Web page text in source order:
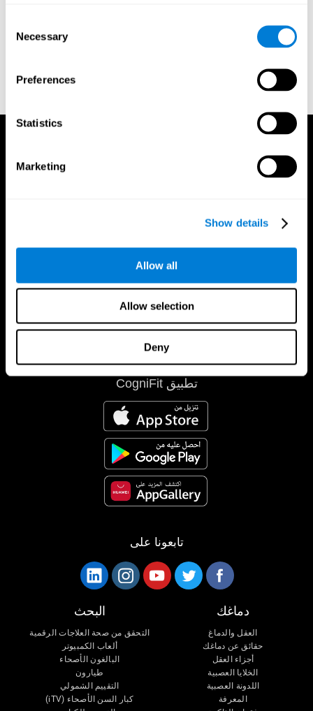
Selection
Necessary
Preferences
Statistics
Marketing
Show details
Allow all
Allow selection
Deny
تطبيق CogniFit
تابعونا على
دماغك
العقل والدماغ
حقائق عن دماغك
أجزاء العقل
الخلايا العصبية
اللدونة العصبية
المعرفة
البحث
التحقق من صحة العلاجات الرقمية
ألعاب الكمبيوتر
البالغون الأصحاء
طيارون
التقييم الشمولي
كبار السن الأصحاء (iTV)